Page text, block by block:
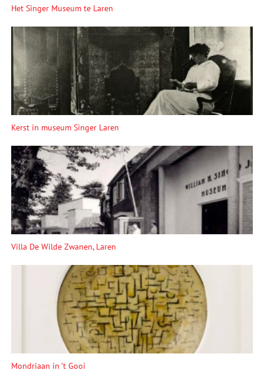
Het Singer Museum te Laren
Kerst in museum Singer Laren
Villa De Wilde Zwanen, Laren
Mondriaan in ’t Gooi